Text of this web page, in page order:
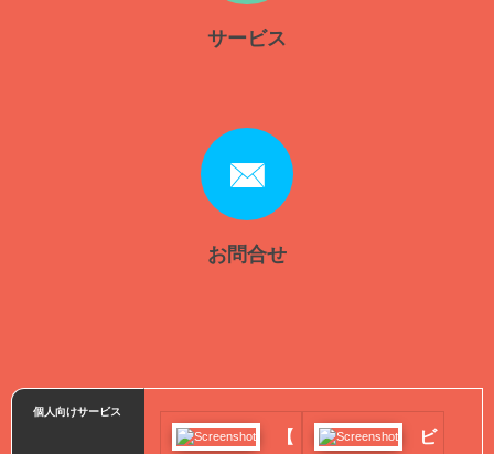
サービス
お問合せ
個人向けサービス
【
ビ